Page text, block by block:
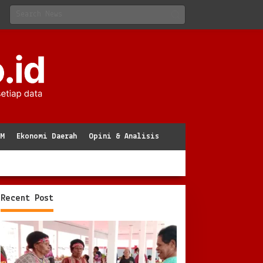
Ekonomi Daerah Opini & Analisis
Recent Post